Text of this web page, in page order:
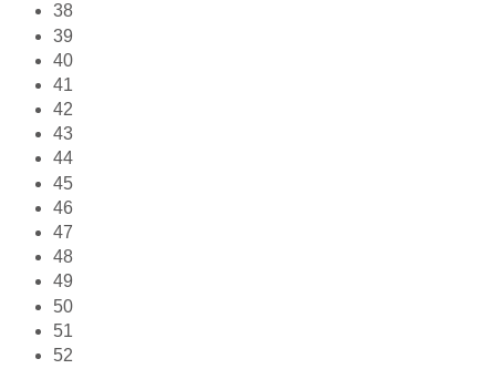
38
39
40
41
42
43
44
45
46
47
48
49
50
51
52